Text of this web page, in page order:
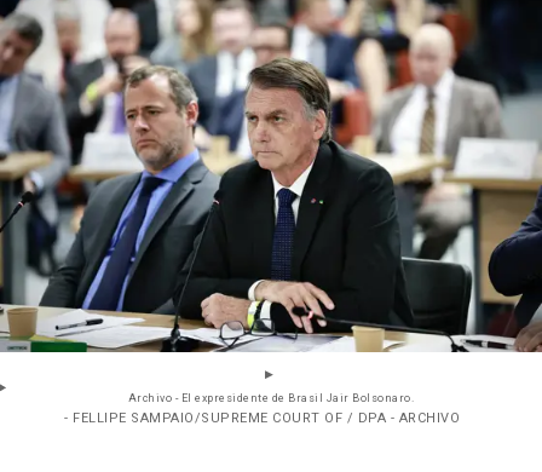
Archivo - El expresidente de Brasil Jair Bolsonaro.
- FELLIPE SAMPAIO/SUPREME COURT OF / DPA - ARCHIVO